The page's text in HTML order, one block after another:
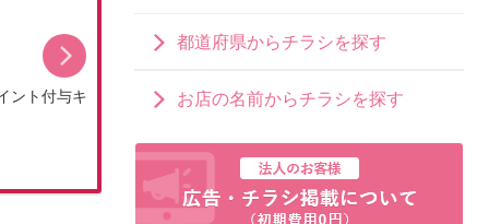
ント付与キ
8月のDCMブランドイチオシ商品
都道府県からチラシを探す
お店の名前からチラシを探す